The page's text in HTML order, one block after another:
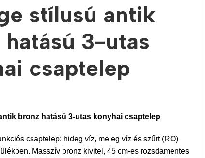
stílusú antik
hatású 3-utas
csaptelep
bronz hatású 3-utas konyhai csaptelep
csaptelep: hideg víz, meleg víz és szűrt (RO)
Masszív bronz kivitel, 45 cm-es rozsdamentes